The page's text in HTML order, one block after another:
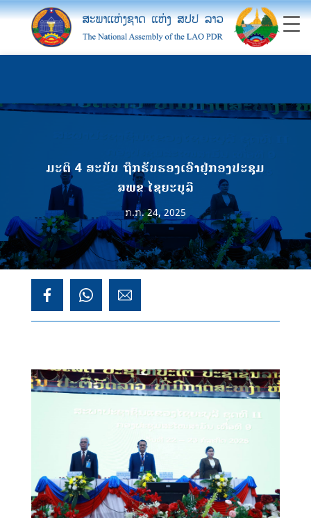
ມະຕິ 4 ສະບັບ ຖືກຮັບຮອງເອົາຢູ່ກອງປະຊຸມ
ສພຂ ໄຊຍະບູລີ
ກ.ກ. 24, 2025